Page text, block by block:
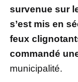
survenue sur
s’est mis en
feux
commandé
municipalité.